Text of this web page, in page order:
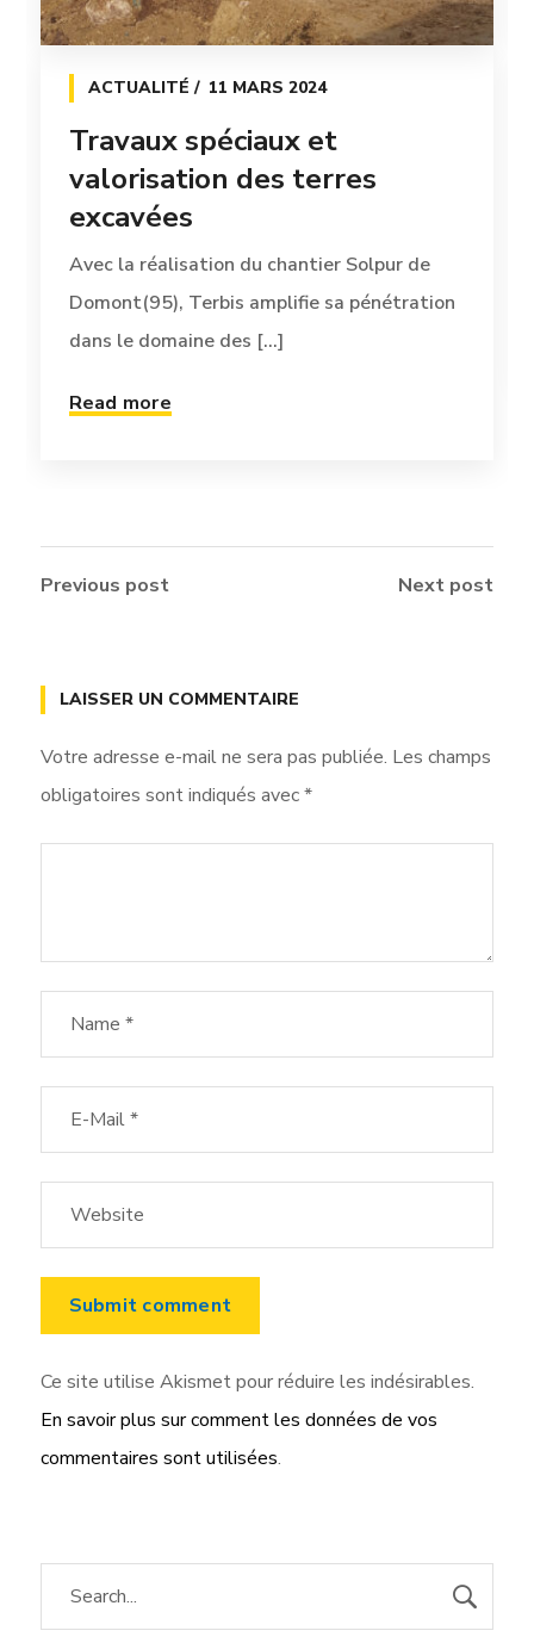
ACTUALITÉ 11 MARS 2024
Travaux spéciaux et
valorisation des terres
excavées
Avec la réalisation du chantier Solpur de
Domont(95), Terbis amplifie sa pénétration
dans le domaine des [...]
Read more
Previous post Next post
LAISSER UN COMMENTAIRE
Votre adresse e-mail ne sera pas publiée. Les champs
obligatoires sont indiqués avec*
Ce site utilise Akismet pour réduire les indésirables.
En savoir plus sur comment les données de vos
commentaires sont utilisées.